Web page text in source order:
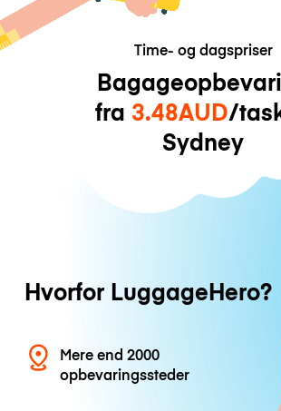
Time- og dagspriser
fra 3.48AUD/
Sydney
Hvorfor LuggageHero?
Mere end 2000
opbevaringssteder